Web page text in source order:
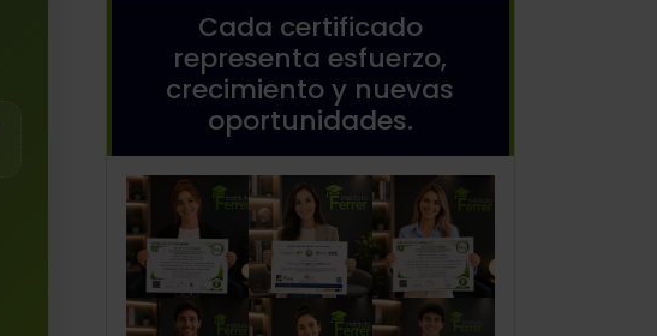
Cada certificado
representa esfuerzo,
crecimiento y nuevas
oportunidades.